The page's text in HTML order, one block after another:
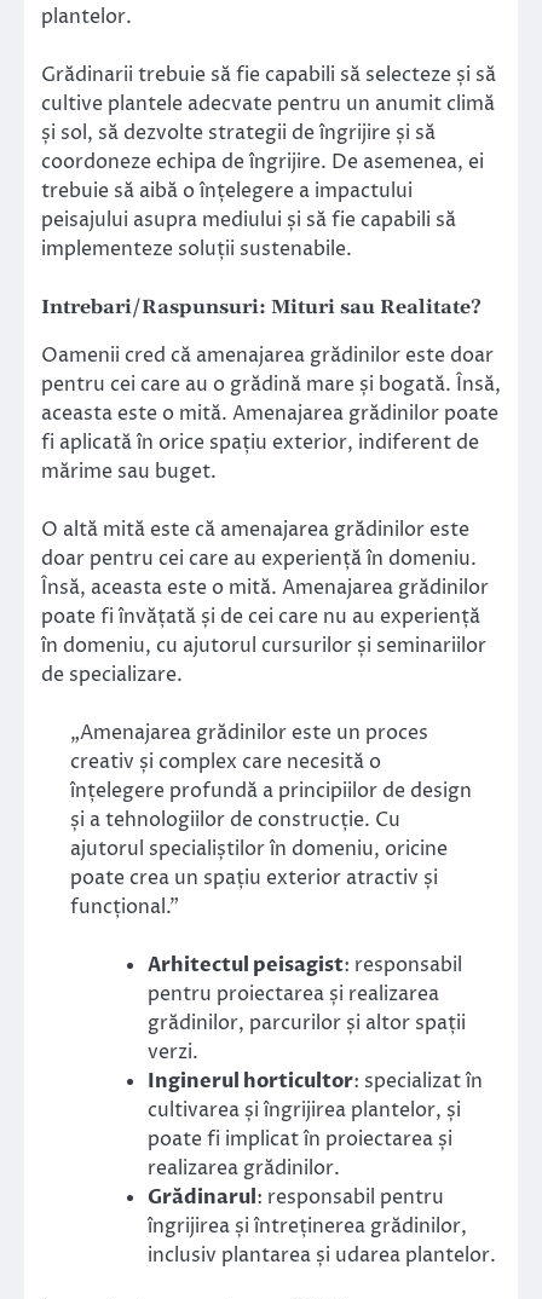
plantelor.
Grădinarii trebuie să fie capabili să selecteze și să
cultive plantele adecvate pentru un anumit climă
și sol, să dezvolte strategii de îngrijire și să
coordoneze echipa de îngrijire. De asemenea, ei
trebuie să aibă o înțelegere a impactului
peisajului asupra mediului și să fie capabili să
implementeze soluții sustenabile.
Intrebari/Raspunsuri: Mituri sau Realitate?
Oamenii cred că amenajarea grădinilor este doar
pentru cei care au o grădină mare și bogată. Însă,
aceasta este o mită. Amenajarea grădinilor poate
fi aplicată în orice spațiu exterior, indiferent de
mărime sau buget.
O altă mită este că amenajarea grădinilor este
doar pentru cei care au experiență în domeniu.
Însă, aceasta este o mită. Amenajarea grădinilor
poate fi învățată și de cei care nu au experiență
în domeniu, cu ajutorul cursurilor și seminariilor
de specializare.
„Amenajarea grădinilor este un proces
creativ și complex care necesită o
înțelegere profundă a principiilor de design
și a tehnologiilor de construcție. Cu
ajutorul specialiștilor în domeniu, oricine
poate crea un spațiu exterior atractiv și
funcțional.”
Arhitectul peisagist: responsabil
pentru proiectarea și realizarea
grădinilor, parcurilor și altor spații
verzi.
Inginerul horticultor: specializat în
cultivarea și îngrijirea plantelor, și
poate fi implicat în proiectarea și
realizarea grădinilor.
Grădinarul: responsabil pentru
îngrijirea și întreținerea grădinilor,
inclusiv plantarea și udarea plantelor.